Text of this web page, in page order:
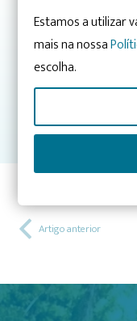
Já conhece os
Atuação:
CONHECIMENTO
SENSIBILIZAÇÃO
CRESCIMENTO E
Artigo anterior
Estamos a utilizar
mais na nossa
escolha.